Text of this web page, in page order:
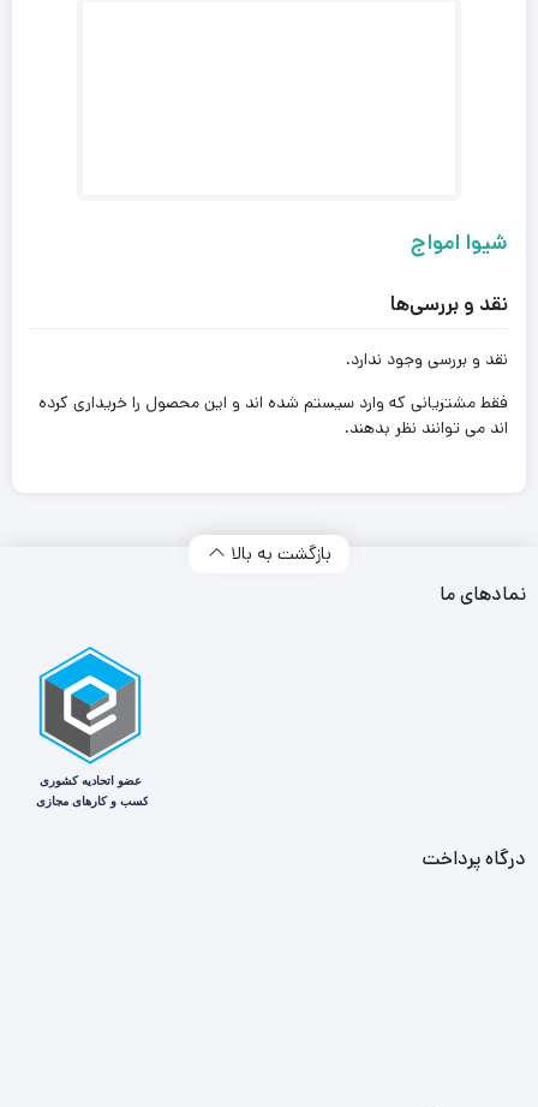
شیوا امواج
نقد و بررسی‌ها
نقد و بررسی وجود ندارد.
فقط مشتریانی که وارد سیستم شده اند و این محصول را خریداری کرده
اند می توانند نظر بدهند.
بازگشت به بالا
نمادهای ما
درگاه پرداخت